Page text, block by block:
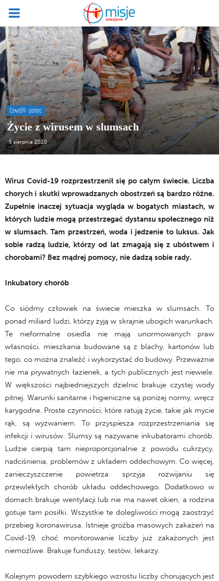
Covid19 - pomoc
Życie z wirusem w slumsach
5 sierpnia 2020
Wirus Covid-19 rozprzestrzenił się po całym świecie. Liczba
chorych i skutki wprowadzanych obostrzeń są bardzo różne.
Zupełnie inaczej sytuacja wygląda w bogatych miastach, w
których ludzie mogą przestrzegać dystansu społecznego niż
w slumsach. Tam przestrzeń, woda i jedzenie to luksus. Jak
sobie radzą ludzie, którzy od lat zmagają się z ubóstwem i
chorobami? Bez mądrej pomocy, nie dadzą sobie rady.
Inkubatory chorób
Co siódmy człowiek na świecie mieszka w slumsach. To
ponad miliard ludzi, którzy żyją w skrajnie ubogich warunkach.
Te nieformalne osiedla nie mają unormowanych praw
własności, mieszkania budowane są z blachy, kartonów lub
tego, co można znaleźć i wykorzystać do budowy. Przeważnie
nie ma prywatnych łazienek, a tych publicznych jest niewiele.
W większości najbiedniejszych dzielnic brakuje czystej wody
pitnej. Warunki sanitarne i higieniczne są poniżej normy, wręcz
karygodne. Proste czynności, które ratują życie, takie jak mycie
rąk, są wyzwaniem. To przyspiesza rozprzestrzeniania się
infekcji i wirusów. Slumsy są nazywane inkubatorami chorób.
Ludzie cierpią tam nieproporcjonalnie z powodu cukrzycy,
nadciśnienia, problemów z układem oddechowym. Co więcej,
zanieczyszczenie powietrza sprzyja rozwijaniu się
przewlekłych chorób układu oddechowego. Dodatkowo w
domach brakuje wentylacji lub nie ma nawet okien, a rodzina
gotuje tam posiłki. Wszystkie te dolegliwości mogą zaostrzyć
przebieg koronawirusa. Istnieje groźba masowych zakażeń na
Covid-19, choć monitorowanie liczby już zakażonych jest
niemożliwe. Brakuje funduszy, testów, lekarzy.
Kolejnym powodem szybkiego wzrostu liczby chorujących jest